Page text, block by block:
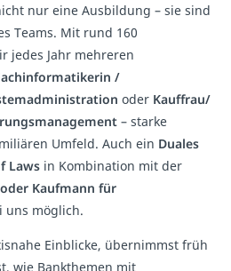
nur eine Ausbildung – sie sind
Teams. Mit rund 160
jedes Jahr mehreren
/
oder Kauffrau/
– starke
Umfeld. Auch ein Duales
Laws in Kombination mit der
Kaufmann für
uns möglich.
Einblicke, übernimmst früh
wie Bankthemen mit